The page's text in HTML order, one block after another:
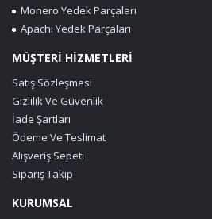
Monero Yedek Parçaları
Apachi Yedek Parçaları
MÜŞTERİ HİZMETLERİ
Satış Sözleşmesi
Gizlilik Ve Güvenlik
İade Şartları
Ödeme Ve Teslimat
Alışveriş Sepeti
Sipariş Takip
KURUMSAL